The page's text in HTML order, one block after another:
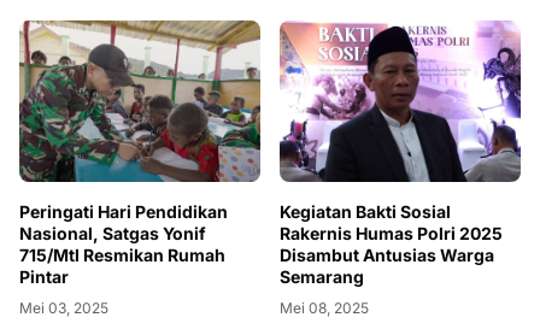
Peringati Hari Pendidikan
Nasional, Satgas Yonif
715/Mtl Resmikan Rumah
Pintar
Mei 03, 2025
Kegiatan Bakti Sosial
Rakernis Humas Polri 2025
Disambut Antusias Warga
Semarang
Mei 08, 2025